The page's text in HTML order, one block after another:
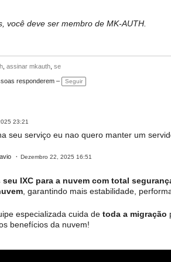
você deve ser membro de MK-AUTH.
, assinar mkauth, se
responderem – Seguir
23:21
seu serviço eu nao quero manter um
Dezembro 22, 2025 16:51
seu IXC para a nuvem com total
, garantindo mais estabilidade,
especializada cuida de toda a migração
benefícios da nuvem!